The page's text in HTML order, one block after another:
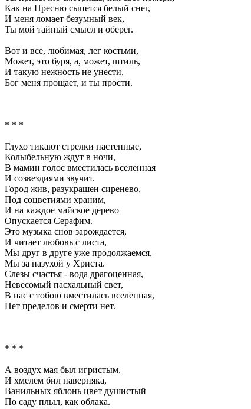
Как на Пресню сыпется белый снег,
И меня ломает безумный век,
Ты мой тайный смысл и оберег.
Вот и все, любимая, лег костьми,
Может, это буря, а, может, штиль,
И такую нежность не унести,
Бог меня прощает, и ты прости.
* * *
Глухо тикают стрелки настенные,
Колыбельную ждут в ночи,
В мамин голос вместилась вселенная
И созвездиями звучит.
Город жив, разукрашен сиренево,
Под соцветиями храним,
И на каждое майское дерево
Опускается Серафим.
Это музыка снов зарождается,
И читает любовь с листа,
Мы друг в друге уже продолжаемся,
Мы за пазухой у Христа.
Слезы счастья - вода драгоценная,
Невесомый пасхальный свет,
В нас с тобою вместилась вселенная,
Нет пределов и смерти нет.
* * *
А воздух мая был игристым,
И хмелем бил наверняка,
Ванильных яблонь цвет душистый
По саду плыл, как облака.